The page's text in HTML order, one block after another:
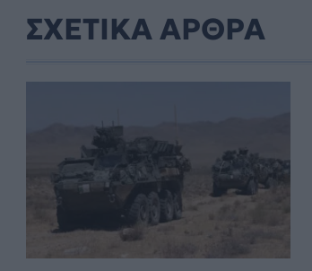
ΣΧΕΤΙΚΑ ΑΡΘΡΑ